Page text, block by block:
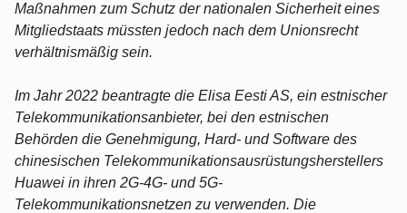
Maßnahmen zum Schutz der nationalen Sicherheit eines
Mitgliedstaats müssten jedoch nach dem Unionsrecht
verhältnismäßig sein.
Im Jahr 2022 beantragte die Elisa Eesti AS, ein estnischer
Telekommunikationsanbieter, bei den estnischen
Behörden die Genehmigung, Hard- und Software des
chinesischen Telekommunikationsausrüstungsherstellers
Huawei in ihren 2G-4G- und 5G-
Telekommunikationsnetzen zu verwenden. Die